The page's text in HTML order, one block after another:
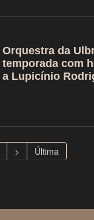
Orquestra da
temporada com
a Lupicínio
> Última